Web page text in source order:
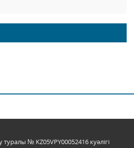
№ KZ05VPY00052416 куәлігі